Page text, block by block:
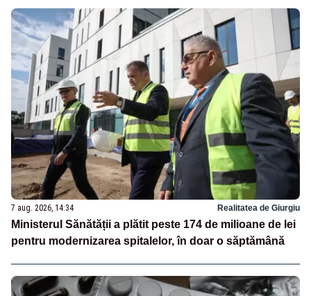
7 aug. 2026, 14:34 Realitatea de Giurgiu
Ministerul Sănătății a plătit peste 174 de milioane de lei
pentru modernizarea spitalelor, în doar o săptămână